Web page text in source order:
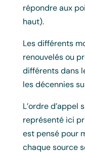
répondre aux
haut).
Les différents
renouvelés ou
différents dans
les décennies
L’ordre
représenté ici
est pensé pour
chaque source